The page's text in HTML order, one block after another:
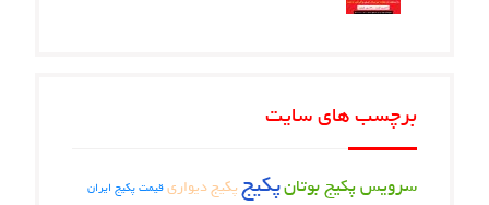
برچسب های سایت
سرویس پکیج بوتانپکیجپکیج دیواریقیمت پکیج ایران